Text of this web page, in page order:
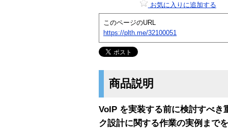
お気に入りに追加する
このページのURL
https://plth.me/32100051
商品説明
VoIP を実装する前に検討すべ
ク設計に関する作業の実例まで